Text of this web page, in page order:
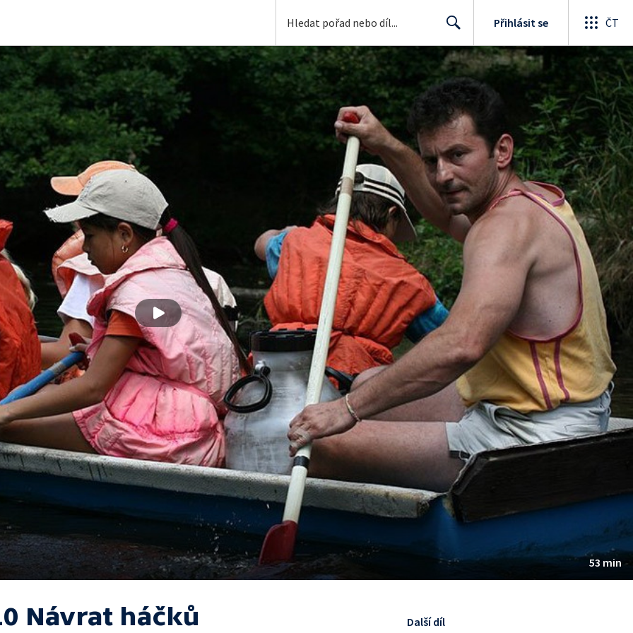
Search
Přihlásit se ČT
53 min
Návrat háčků Další díl